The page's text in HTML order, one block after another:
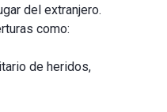
del extranjero.
como:
de heridos,